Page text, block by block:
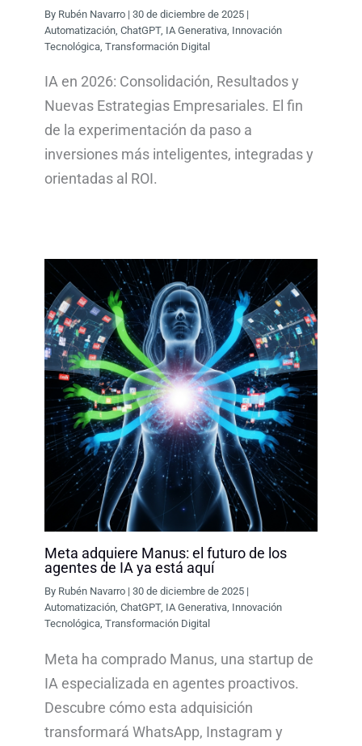
By Rubén Navarro |30 de diciembre de 2025 |
Automatización ,ChatGPT, IA Generativa Innovación
Tecnológica ,Transformación Digital
IA en 2026: Consolidación, Resultados y
Nuevas Estrategias Empresariales. El fin
de la experimentación da paso a
inversiones más inteligentes, integradas y
orientadas al ROI.
Meta adquiere Manus: el futuro de los
agentes de IA ya está aquí
By Rubén Navarro |30 de diciembre de 2025 |
Automatización,ChatGPT, IA Generativa, Innovación
Tecnológica,Transformación Digital
Meta ha comprado Manus, una startup de
IA especializada en agentes proactivos.
Descubre cómo esta adquisición
transformará WhatsApp, Instagram y